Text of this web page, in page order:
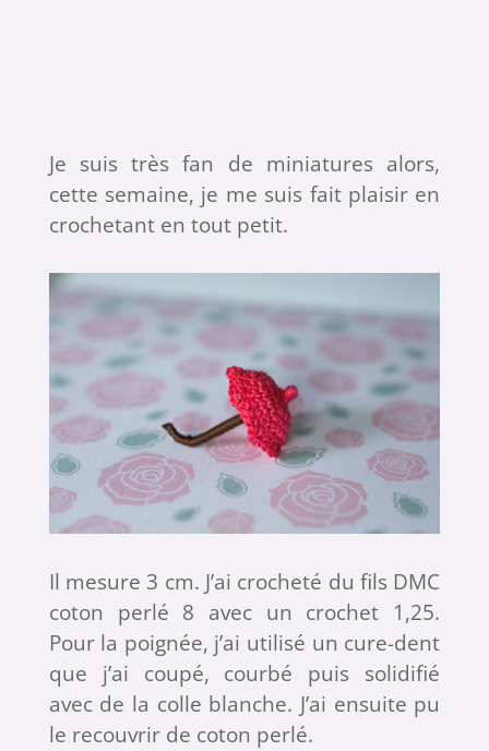
Je suis très fan de miniatures alors,
cette semaine, je me suis fait plaisir en
crochetant en tout petit.
Il mesure 3 cm. J’ai crocheté du fils DMC
coton perlé 8 avec un crochet 1,25.
Pour la poignée, j’ai utilisé un cure-dent
que j’ai coupé, courbé puis solidifié
avec de la colle blanche. J’ai ensuite pu
le recouvrir de coton perlé.